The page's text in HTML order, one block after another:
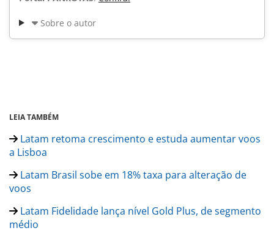
Sobre o autor
LEIA TAMBÉM
Latam retoma crescimento e estuda aumentar voos
a Lisboa
Latam Brasil sobe em 18% taxa para alteração de
voos
Latam Fidelidade lança nível Gold Plus, de segmento
médio